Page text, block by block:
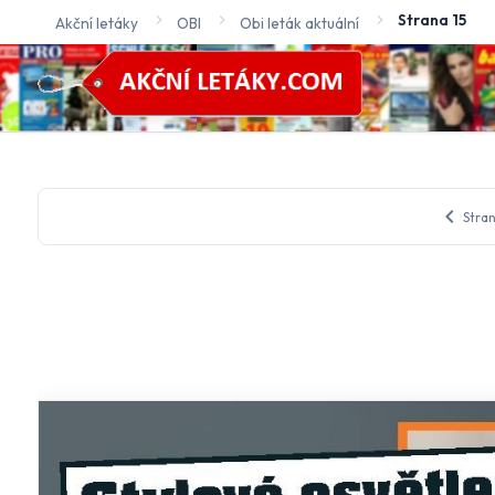
Akční letáky OBI Obi leták aktuální Strana 15
chevron_left